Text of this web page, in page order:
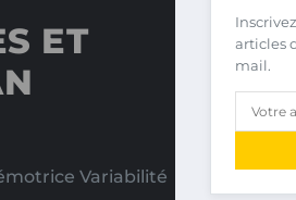
ET
Variabilité
articles
mail.